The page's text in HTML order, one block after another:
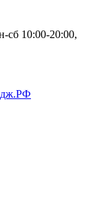
сб 10:00-20:00,